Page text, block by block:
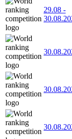
29.08 -